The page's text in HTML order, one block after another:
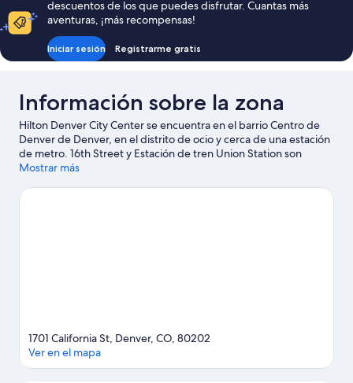
115 €
descuentos de los que puedes disfrutar. Cuantas más
aventuras, ¡más recompensas!
Iniciar sesión Registrarme gratis
Información sobre la zona
Hilton Denver City Center se encuentra en el barrio Centro de
Denver de Denver, en el distrito de ocio y cerca de una estación
de metro. 16th Street y Estación de tren Union Station son
lugares imprescindibles para los amantes de las tiendas;
Zoológico de Denver. ¿Te apetece disfrutar de un evento
Mostrar más
1701 California St, Denver, CO, 80202
Ver en el mapa